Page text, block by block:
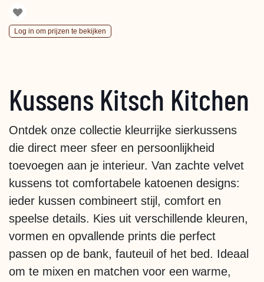
Log in om prijzen te bekijken
Kussens Kitsch Kitchen
Ontdek onze collectie kleurrijke sierkussens
die direct meer sfeer en persoonlijkheid
toevoegen aan je interieur. Van zachte velvet
kussens tot comfortabele katoenen designs:
ieder kussen combineert stijl, comfort en
speelse details. Kies uit verschillende kleuren,
vormen en opvallende prints die perfect
passen op de bank, fauteuil of het bed. Ideaal
om te mixen en matchen voor een warme,